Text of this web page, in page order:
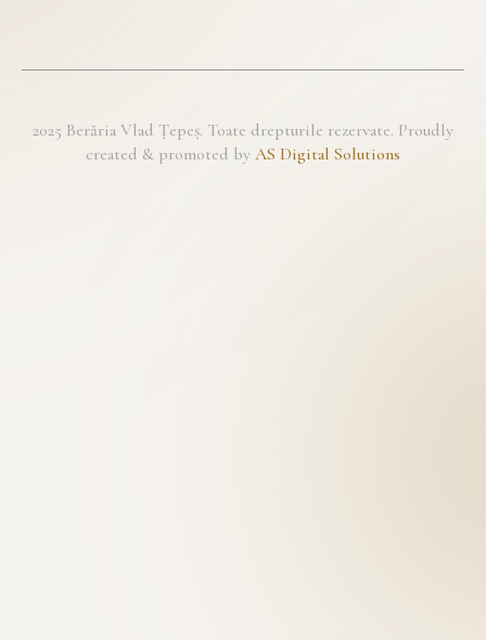
2025 Berăria Vlad Țepeș. Toate drepturile rezervate. Proudly
created & promoted by AS Digital Solutions